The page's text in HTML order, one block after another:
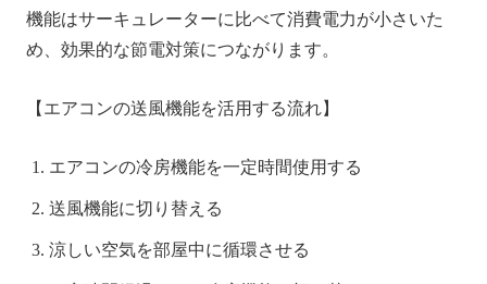
機能はサーキュレーターに比べて消費電力が小さいた
め、効果的な節電対策につながります。
【エアコンの送風機能を活用する流れ】
エアコンの冷房機能を一定時間使用する
送風機能に切り替える
涼しい空気を部屋中に循環させる